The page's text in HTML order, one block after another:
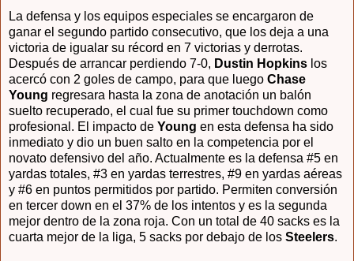
La defensa y los equipos especiales se encargaron de
ganar el segundo partido consecutivo, que los deja a una
victoria de igualar su récord en 7 victorias y derrotas.
Después de arrancar perdiendo 7-0, Dustin Hopkins los
acercó con 2 goles de campo, para que luego Chase
Young regresara hasta la zona de anotación un balón
suelto recuperado, el cual fue su primer touchdown como
profesional. El impacto de Young en esta defensa ha sido
inmediato y dio un buen salto en la competencia por el
novato defensivo del año. Actualmente es la defensa #5 en
yardas totales, #3 en yardas terrestres, #9 en yardas aéreas
y #6 en puntos permitidos por partido. Permiten conversión
en tercer down en el 37% de los intentos y es la segunda
mejor dentro de la zona roja. Con un total de 40 sacks es la
cuarta mejor de la liga, 5 sacks por debajo de los Steelers.